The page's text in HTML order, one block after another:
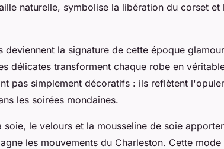
naturelle, symbolise la libération du corset
deviennent la signature de cette époque
délicates transforment chaque robe en
pas simplement décoratifs : ils reflètent
les soirées mondaines.
soie, le velours et la mousseline de soie
les mouvements du Charleston. Cette